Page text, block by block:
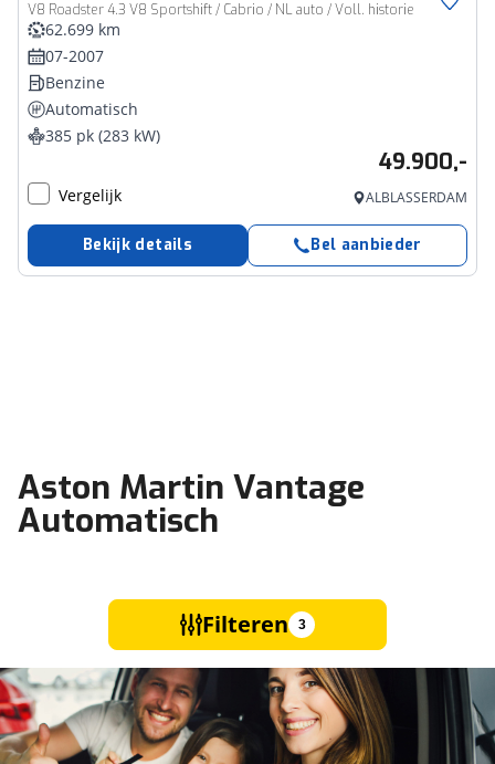
V8 Roadster 4.3 V8 Sportshift / Cabrio / NL auto / Voll. historie
62.699 km
07-2007
Benzine
Automatisch
385 pk (283 kW)
49.900,-
Vergelijk ALBLASSERDAM
Bekijk details Bel aanbieder
Aston Martin Vantage
Automatisch
Filteren 3